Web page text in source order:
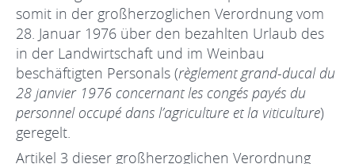
somit in der großherzoglichen Verordnung vom
28. Januar 1976 über den bezahlten Urlaub des
in der Landwirtschaft und im Weinbau
beschäftigten Personals (règlement grand-ducal du
28 janvier 1976 concernant les congés payés du
personnel occupé dans l’agriculture et la viticulture)
geregelt.
Artikel 3 dieser großherzoglichen Verordnung